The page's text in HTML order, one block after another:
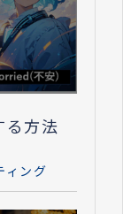
方法
ィング